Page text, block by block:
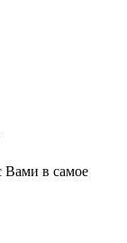
Вами в самое